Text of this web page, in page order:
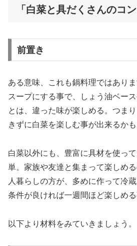
「白菜と具だくさんのコ
前置き
ある意味、これも鍋料理ではあり
スープにする事で、しょう油ベー
とは、違った味が楽しめる。つま
きずに白菜を楽しむ事が出来るかも
白菜以外にも、豊富に具材を使っ
単。家族や友達と集まって楽しめ
人暮らしの方が、多めに作って冷
条件が良ければ一週間ほど楽しめる
以下より材料をみていきましょう。